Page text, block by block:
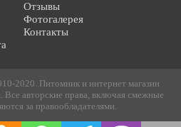
Отзывы
Фотогалерея
Контакты
2020. Питомник и интернет магазин
Все авторские права, включая смежные
за правообладателями.